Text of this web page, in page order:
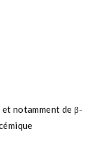
notamment de β-